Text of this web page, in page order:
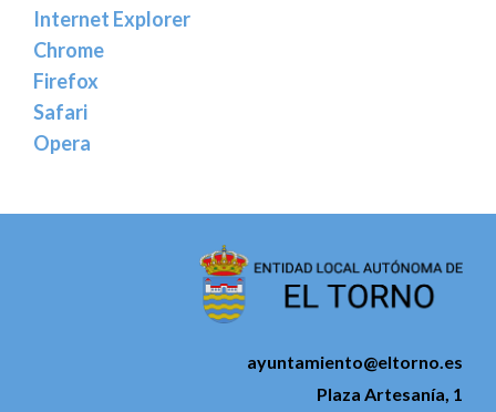
Internet Explorer
Chrome
Firefox
Safari
Opera
ayuntamiento@eltorno.es
Plaza Artesanía, 1